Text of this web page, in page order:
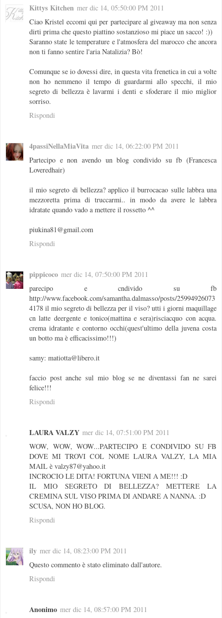
Kittys Kitchen mer dic 14, 05:50:00 PM 2011
Ciao Kristel eccomi qui per partecipare al giveaway ma non senza
dirti prima che questo piattino sostanzioso mi piace un sacco! :))
Saranno state le temperature e l'atmosfera del marocco che ancora
non ti fanno sentire l'aria Natalizia? Bò!
Comunque se io dovessi dire, in questa vita frenetica in cui a volte
non ho nemmeno il tempo di guardarmi allo specchi, il mio
segreto di bellezza è lavarmi i denti e sfoderare il mio miglior
sorriso.
Rispondi
4passiNellaMiaVita mer dic 14, 06:22:00 PM 2011
Partecipo e non avendo un blog condivido su fb (Francesca
Loveredhair)
il mio segreto di bellezza? applico il burrocacao sulle labbra una
mezzoretta prima di truccarmi.. in modo da avere le labbra
idratate quando vado a mettere il rossetto ^^
piukina81@gmail.com
Rispondi
pippicoco mer dic 14, 07:50:00 PM 2011
parecipo e cndivido su fb
http://www.facebook.com/samantha.dalmasso/posts/25994926073
4178 il mio segreto di bellezza per il viso? utti i giorni maquillage
cn latte deergente e tonico(mattina e sera)risciacquo con acqua.
crema idratante e contorno occhi(quest'ultimo della juvena costa
un botto ma è efficacissimo!!!)
samy: matiotta@libero.it
faccio post anche sul mio blog se ne diventassi fan ne sarei
felice!!!
Rispondi
LAURA VALZY mer dic 14, 07:51:00 PM 2011
WOW, WOW, WOW...PARTECIPO E CONDIVIDO SU FB
DOVE MI TROVI COL NOME LAURA VALZY, LA MIA
MAIL è valzy87@yahoo.it
INCROCIO LE DITA! FORTUNA VIENI A ME!!! :D
IL MIO SEGRETO DI BELLEZZA? METTERE LA
CREMINA SUL VISO PRIMA DI ANDARE A NANNA. :D
SCUSA, NON HO BLOG.
Rispondi
ily mer dic 14, 08:23:00 PM 2011
Questo commento è stato eliminato dall'autore.
Rispondi
Anonimo mer dic 14, 08:57:00 PM 2011